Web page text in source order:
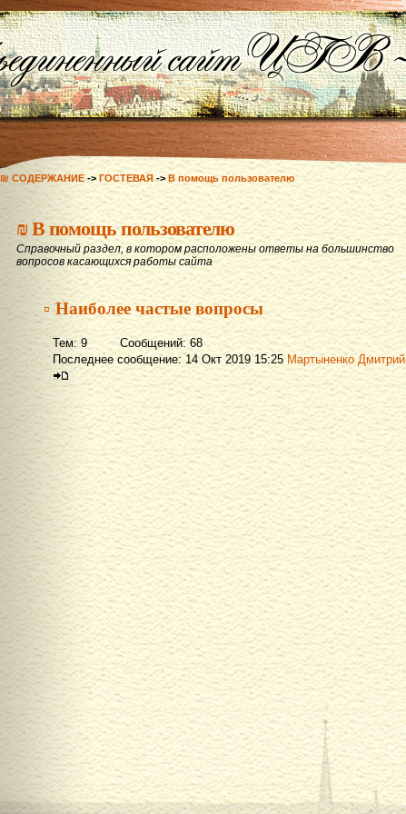
₪ СОДЕРЖАНИЕ -> ГОСТЕВАЯ -> В помощь пользователю
₪В помощь пользователю
Справочный раздел, в котором расположены ответы на большинство
вопросов касающихся работы сайта
▫ Наиболее частые вопросы
Тем: 9 Сообщений: 68
Последнее сообщение: 14 Окт 2019 15:25 Мартыненко Дмитрий